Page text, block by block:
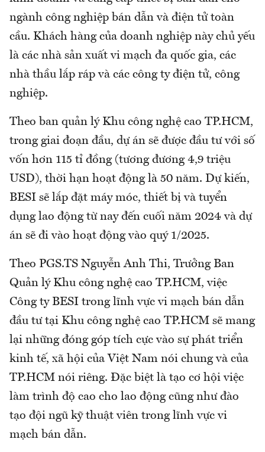
ngành công nghiệp bán dẫn và điện tử toàn
cầu. Khách hàng của doanh nghiệp này chủ yếu
là các nhà sản xuất vi mạch đa quốc gia, các
nhà thầu lắp ráp và các công ty điện tử, công
nghiệp.
Theo ban quản lý Khu công nghệ cao TP.HCM,
trong giai đoạn đầu, dự án sẽ được đầu tư với số
vốn hơn 115 tỉ đồng (tương đương 4,9 triệu
USD), thời hạn hoạt động là 50 năm. Dự kiến,
BESI sẽ lắp đặt máy móc, thiết bị và tuyển
dụng lao động từ nay đến cuối năm 2024 và dự
án sẽ đi vào hoạt động vào quý 1/2025.
Theo PGS.TS Nguyễn Anh Thi, Trưởng Ban
Quản lý Khu công nghệ cao TP.HCM, việc
Công ty BESI trong lĩnh vực vi mạch bán dẫn
đầu tư tại Khu công nghệ cao TP.HCM sẽ mang
lại những đóng góp tích cực vào sự phát triển
kinh tế, xã hội của Việt Nam nói chung và của
TP.HCM nói riêng. Đặc biệt là tạo cơ hội việc
làm trình độ cao cho lao động cũng như đào
tạo đội ngũ kỹ thuật viên trong lĩnh vực vi
mạch bán dẫn.